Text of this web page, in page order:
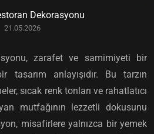
Dekorasyonu
21.05.2026
zarafet ve samimiyeti bir
anlayışıdır. Bu tarzın
sıcak renk tonları ve rahatlatıcı
mutfağının lezzetli dokusunu
misafirlere yalnızca bir yemek